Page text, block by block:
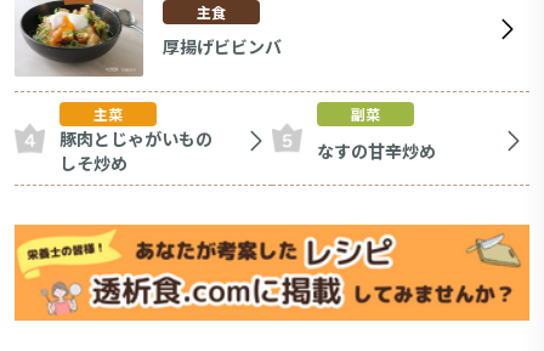
主食
厚揚げビビンバ
主菜
豚肉とじゃがいもの
しそ炒め
副菜
なすの甘辛炒め